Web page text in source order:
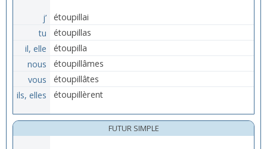
j’
étoupillai
tu
étoupillas
il, elle
étoupilla
nous
étoupillâmes
vous
étoupillâtes
ils, elles
étoupillèrent
FUTUR SIMPLE